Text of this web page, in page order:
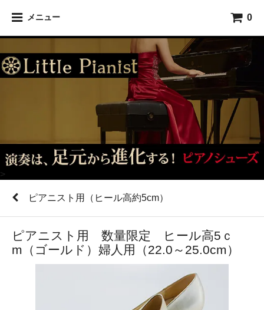
メニュー 0
>
ピアニスト用（ヒール高約5cm）
ピアニスト用 数量限定 ヒール高5ｃ
m（ゴールド）婦人用（22.0～25.0cm）